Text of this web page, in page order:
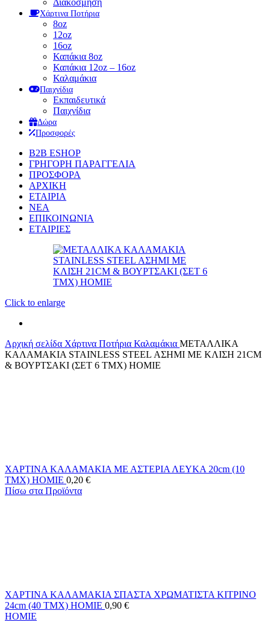
Χάρτινα Ποτήρια
8oz
12oz
16oz
Καπάκια 8oz
Καπάκια 12oz – 16oz
Καλαμάκια
Παιχνίδια
Εκπαιδευτικά
Παιχνίδια
Δώρα
Προσφορές
B2B ESHOP
ΓΡΗΓΟΡΗ ΠΑΡΑΓΓΕΛΙΑ
ΠΡΟΣΦΟΡΑ
ΑΡΧΙΚΗ
ΕΤΑΙΡΙΑ
ΝΕΑ
ΕΠΙΚΟΙΝΩΝΙΑ
ΕΤΑΙΡΙΕΣ
Click to enlarge
Αρχική σελίδα Χάρτινα Ποτήρια Καλαμάκια ΜΕΤΑΛΛΙΚΑ
ΚΑΛΑΜΑΚΙΑ STAINLESS STEEL ΑΣΗΜΙ ΜΕ ΚΛΙΣΗ 21CM
& ΒΟΥΡΤΣΑΚΙ (ΣΕΤ 6 ΤΜΧ) HOMIE
ΧΑΡΤΙΝΑ ΚΑΛΑΜΑΚΙΑ ΜΕ ΑΣΤΕΡΙΑ ΛΕΥΚΑ 20cm (10
ΤΜΧ) HOMIE 0,20 €
Πίσω στα Προϊόντα
ΧΑΡΤΙΝΑ ΚΑΛΑΜΑΚΙΑ ΣΠΑΣΤΑ ΧΡΩΜΑΤΙΣΤΑ ΚΙΤΡΙΝΟ
24cm (40 ΤΜΧ) HOMIE 0,90 €
HOMIE